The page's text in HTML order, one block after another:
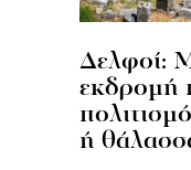
Δελφοί:
εκδρομή
ή